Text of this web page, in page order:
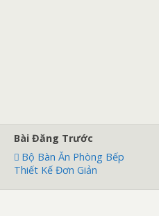
Bài Đăng Trước
Bộ Bàn Ăn Phòng Bếp
Thiết Kế Đơn Giản